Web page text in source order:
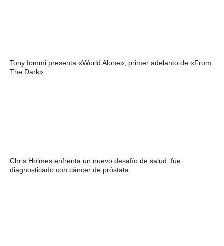
Tony Iommi presenta «World Alone», primer adelanto de «From
The Dark»
Chris Holmes enfrenta un nuevo desafío de salud: fue
diagnosticado con cáncer de próstata